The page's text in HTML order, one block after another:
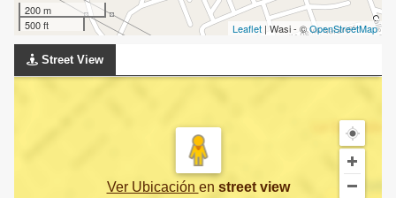
200 m
500 ft
Leaflet | Wasi - ©OpenStreetMap
Street View
Ver Ubicación en street view